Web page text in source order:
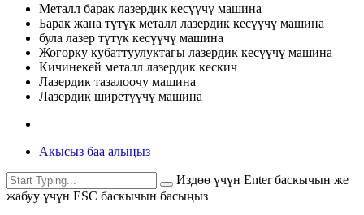
Металл барак лазердик кесүүчү машина
Барак жана түтүк металл лазердик кесүүчү машина
була лазер түтүк кесүүчү машина
Жогорку кубаттуулуктагы лазердик кесүүчү машина
Кичинекей металл лазердик кескич
Лазердик тазалоочу машина
Лазердик ширетүүчү машина
Акысыз баа алыңыз
Издөө үчүн Enter баскычын же
жабуу үчүн ESC баскычын басыңыз